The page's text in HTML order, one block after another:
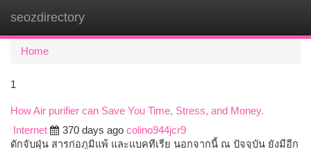
seozdirectory
Home
1
How Air purifier can Save You Time, Stress, and Money.
Internet
370 days ago colino944jcr9
ดักจับฝุ่น สารก่อภูมิแพ้ และแบคทีเรีย นอกจากนี้ ณ ปัจจุบัน ยังมีอีก